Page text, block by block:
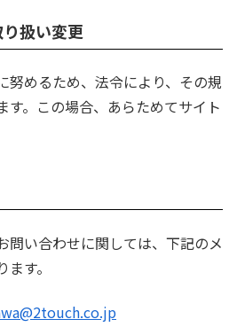
扱い変更
努めるため、法令により、その規
す。この場合、あらためてサイト
問い合わせに関しては、下記のメ
す。